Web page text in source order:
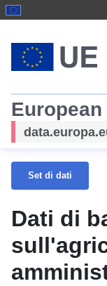
Set di dati
Dati di